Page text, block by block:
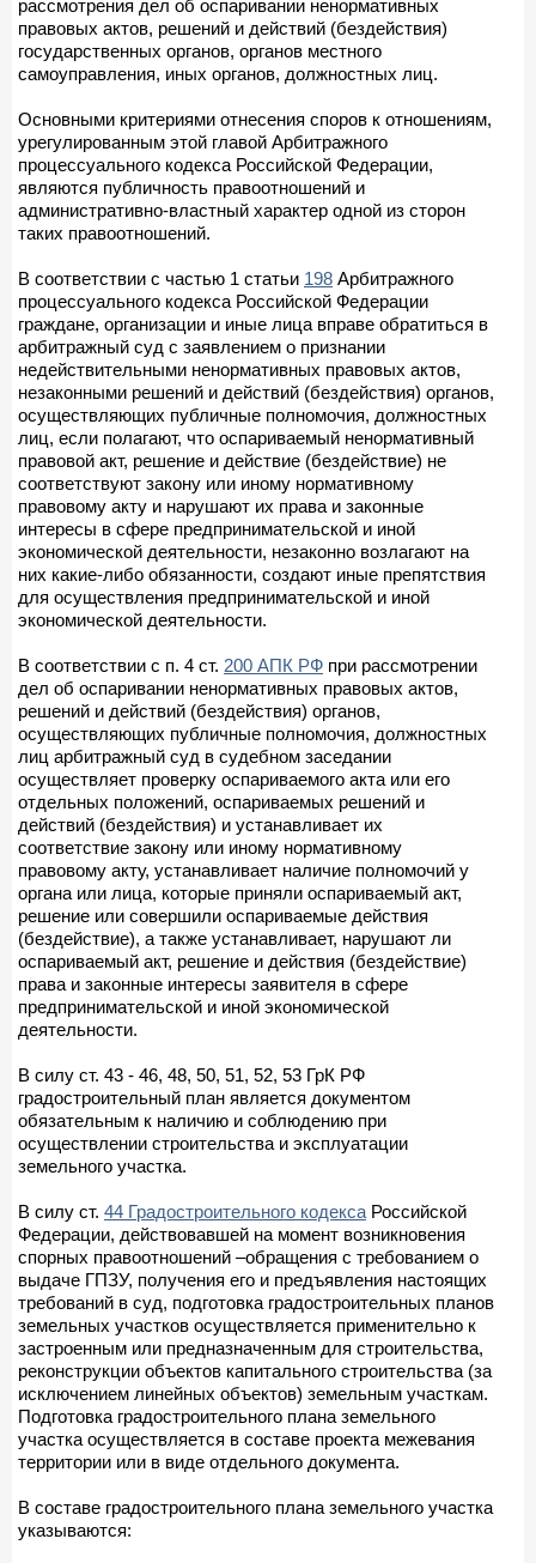
рассмотрения дел об оспаривании ненормативных
правовых актов, решений и действий (бездействия)
государственных органов, органов местного
самоуправления, иных органов, должностных лиц.
Основными критериями отнесения споров к отношениям,
урегулированным этой главой Арбитражного
процессуального кодекса Российской Федерации,
являются публичность правоотношений и
административно-властный характер одной из сторон
таких правоотношений.
В соответствии с частью 1 статьи 198 Арбитражного
процессуального кодекса Российской Федерации
граждане, организации и иные лица вправе обратиться в
арбитражный суд с заявлением о признании
недействительными ненормативных правовых актов,
незаконными решений и действий (бездействия) органов,
осуществляющих публичные полномочия, должностных
лиц, если полагают, что оспариваемый ненормативный
правовой акт, решение и действие (бездействие) не
соответствуют закону или иному нормативному
правовому акту и нарушают их права и законные
интересы в сфере предпринимательской и иной
экономической деятельности, незаконно возлагают на
них какие-либо обязанности, создают иные препятствия
для осуществления предпринимательской и иной
экономической деятельности.
В соответствии с п. 4 ст. 200 АПК РФ при рассмотрении
дел об оспаривании ненормативных правовых актов,
решений и действий (бездействия) органов,
осуществляющих публичные полномочия, должностных
лиц арбитражный суд в судебном заседании
осуществляет проверку оспариваемого акта или его
отдельных положений, оспариваемых решений и
действий (бездействия) и устанавливает их
соответствие закону или иному нормативному
правовому акту, устанавливает наличие полномочий у
органа или лица, которые приняли оспариваемый акт,
решение или совершили оспариваемые действия
(бездействие), а также устанавливает, нарушают ли
оспариваемый акт, решение и действия (бездействие)
права и законные интересы заявителя в сфере
предпринимательской и иной экономической
деятельности.
В силу ст. 43 - 46, 48, 50, 51, 52, 53 ГрК РФ
градостроительный план является документом
обязательным к наличию и соблюдению при
осуществлении строительства и эксплуатации
земельного участка.
В силу ст. 44 Градостроительного кодекса Российской
Федерации, действовавшей на момент возникновения
спорных правоотношений –обращения с требованием о
выдаче ГПЗУ, получения его и предъявления настоящих
требований в суд, подготовка градостроительных планов
земельных участков осуществляется применительно к
застроенным или предназначенным для строительства,
реконструкции объектов капитального строительства (за
исключением линейных объектов) земельным участкам.
Подготовка градостроительного плана земельного
участка осуществляется в составе проекта межевания
территории или в виде отдельного документа.
В составе градостроительного плана земельного участка
указываются: